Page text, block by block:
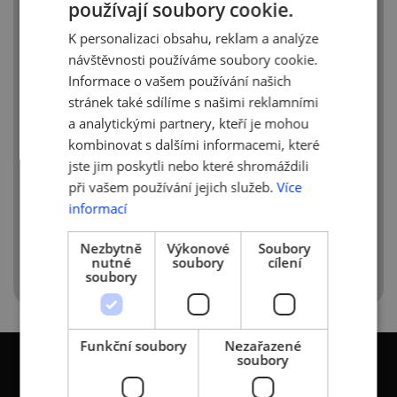
návštěvníků vyrovnat. Kromě rozvoje
lázeňského cestovního ruchu je záměrem
dotačního titulu, aby se zákazníci naučili
do lázní jezdit i na vícedenní pobyt
spojený s čerpáním léčebných služeb i s
relaxací a odpočinkem. Poskytnutá
podpora přispěje k obnově celého regionu.
Zdroj:
https://mmr.cz/cs/ostatni/web/novinky/vlada-
schvalila-vouchery-do-lazni-program-
covid
ENGLISH
používají soubory cookie.
K personalizaci obsahu, reklam a analýze
návštěvnosti používáme soubory cookie.
Informace o vašem používání našich
stránek také sdílíme s našimi reklamními
a analytickými partnery, kteří je mohou
kombinovat s dalšími informacemi, které
jste jim poskytli nebo které shromáždili
při vašem používání jejich služeb. Více
informací
Nezbytně
nutné
soubory
Výkonové
soubory
Soubory
cílení
Funkční soubory
Nezařazené
soubory